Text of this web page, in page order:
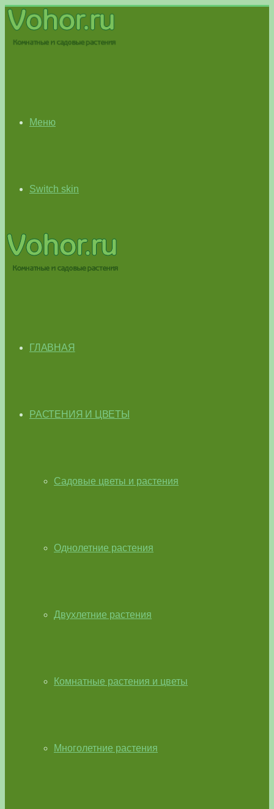
Меню
Switch skin
ГЛАВНАЯ
РАСТЕНИЯ И ЦВЕТЫ
Садовые цветы и растения
Однолетние растения
Двухлетние растения
Комнатные растения и цветы
Многолетние растения